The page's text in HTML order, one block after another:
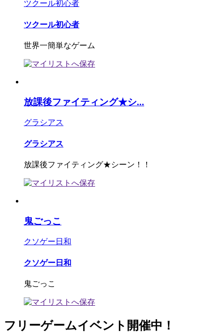
ツクール初心者
ツクール初心者
世界一簡単なゲーム
放課後ファイティング★シ...
グラシアス
グラシアス
放課後ファイティング★シーン！！
鬼ごっこ
クソゲー日和
クソゲー日和
鬼ごっこ
フリーゲームイベント開催中！